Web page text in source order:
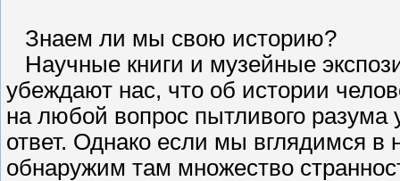
Знаем ли мы свою историю?
Научные книги и музейные
убеждают нас, что об истории
на любой вопрос пытливого разума
ответ. Однако если мы вглядимся
обнаружим там множество